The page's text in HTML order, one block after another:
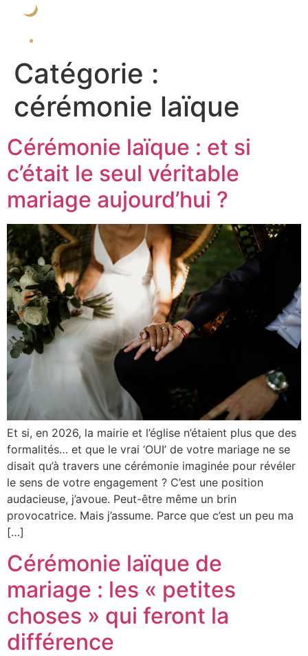
Catégorie :
cérémonie laïque
Cérémonie laïque : et si
c’était le seul véritable
mariage aujourd’hui ?
Et si, en 2026, la mairie et l’église n’étaient plus que des
formalités… et que le vrai ‘OUI’ de votre mariage ne se
disait qu’à travers une cérémonie imaginée pour révéler
le sens de votre engagement ? C’est une position
audacieuse, j’avoue. Peut-être même un brin
provocatrice. Mais j’assume. Parce que c’est un peu ma
[…]
Cérémonie laïque de
mariage : les « petites
choses » qui feront la
différence